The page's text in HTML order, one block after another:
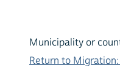
Municipality or
Return to